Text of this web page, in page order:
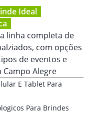
Ideal
linha completa de
com opções
de eventos e
Campo Alegre
E Tablet Para
Para Brindes